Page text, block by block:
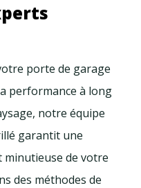
porte de garage
performance à long
notre équipe
garantit une
de votre
des méthodes de